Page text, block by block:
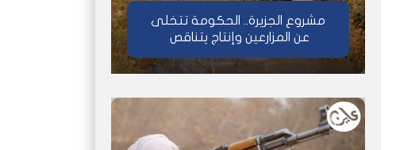
مشروع الجزيرة.. الحكومة تتخلى
عن المزارعين وإنتاج يتناقص